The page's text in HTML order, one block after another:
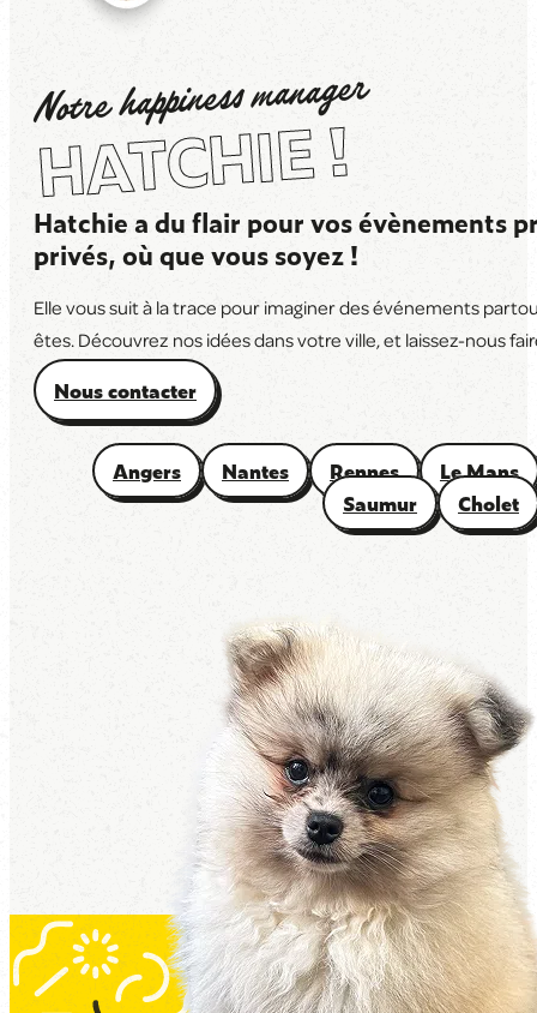
Notre happiness manager
HATCHIE !
Hatchie a du flair pour vos évènements
privés, où que vous soyez !
Elle vous suit à la trace pour imaginer des événements
êtes. Découvrez nos idées dans votre ville, et laissez-nous
Nous contacter
Angers Nantes Rennes
Le Mans
Saumur
Cholet